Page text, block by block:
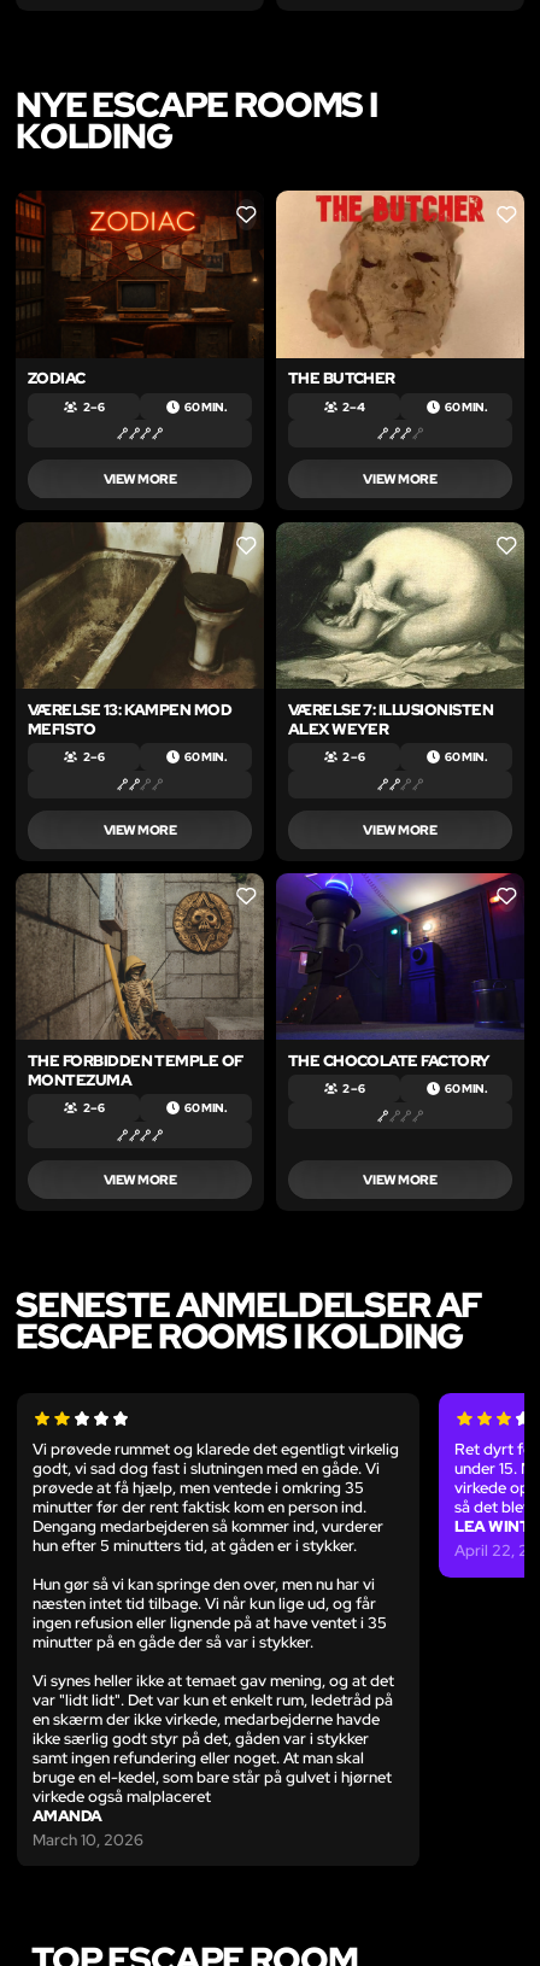
NYE ESCAPE ROOMS I
KOLDING
LIKE
ZODIAC
2 – 6 60 MIN.
VIEW MORE
LIKE
THE BUTCHER
2 – 4 60 MIN.
VIEW MORE
LIKE
VÆRELSE 13: KAMPEN MOD
MEFISTO
2 – 6 60 MIN.
VIEW MORE
LIKE
VÆRELSE 7: ILLUSIONISTEN
ALEX WEYER
2 – 6 60 MIN.
VIEW MORE
LIKE
THE FORBIDDEN TEMPLE OF
MONTEZUMA
2 – 6 60 MIN.
VIEW MORE
LIKE
THE CHOCOLATE FACTORY
2 – 6 60 MIN.
VIEW MORE
SENESTE ANMELDELSER AF
ESCAPE ROOMS I KOLDING
Vi prøvede rummet og klarede det egentligt virkelig
godt, vi sad dog fast i slutningen med en gåde. Vi
prøvede at få hjælp, men ventede i omkring 35
minutter før der rent faktisk kom en person ind.
Dengang medarbejderen så kommer ind, vurderer
hun efter 5 minutters tid, at gåden er i stykker.
Hun gør så vi kan springe den over, men nu har vi
næsten intet tid tilbage. Vi når kun lige ud, og får
ingen refusion eller lignende på at have ventet i 35
minutter på en gåde der så var i stykker.
Vi synes heller ikke at temaet gav mening, og at det
var "lidt lidt". Det var kun et enkelt rum, ledetråd på
en skærm der ikke virkede, medarbejderne havde
ikke særlig godt styr på det, gåden var i stykker
samt ingen refundering eller noget. At man skal
bruge en el-kedel, som bare står på gulvet i hjørnet
virkede også malplaceret
AMANDA
March 10, 2026
Ret dyrt
under 15.
virkede
så det blev
LEA
April 22,